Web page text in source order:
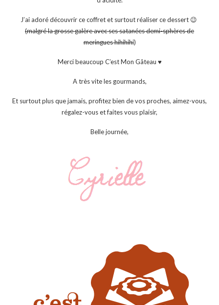
J’ai adoré découvrir ce coffret et surtout réaliser ce dessert 😉
(malgré la grosse galère avec ses satanées demi-sphères de
meringues hihihihi)
Merci beaucoup C’est Mon Gâteau ♥
A très vite les gourmands,
Et surtout plus que jamais, profitez bien de vos proches, aimez-vous,
régalez-vous et faites vous plaisir,
Belle journée,